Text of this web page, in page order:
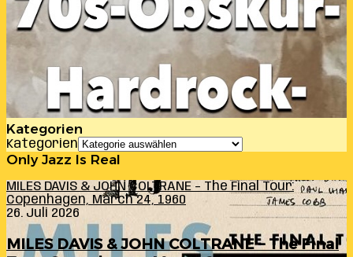
Kategorien
Kategorien
Only Jazz Is Real
MILES DAVIS & JOHN COLTRANE – The Final Tour:
Copenhagen, March 24, 1960
26. Juli 2026
MILES DAVIS & JOHN COLTRANE – The Final